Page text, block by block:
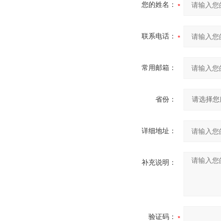
您的姓名：
联系电话：
常用邮箱：
省份：
详细地址：
补充说明：
验证码：